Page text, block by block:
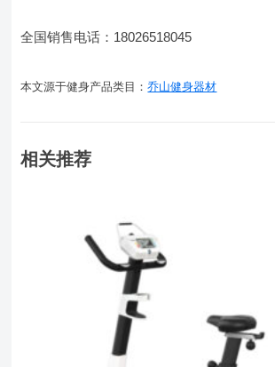
全国销售电话：18026518045
本文源于健身产品类目：乔山健身器材
相关推荐